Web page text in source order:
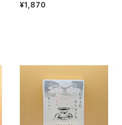
¥1,870